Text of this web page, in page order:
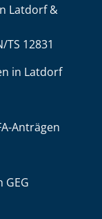
Latdorf &
TS 12831
in Latdorf
Anträgen